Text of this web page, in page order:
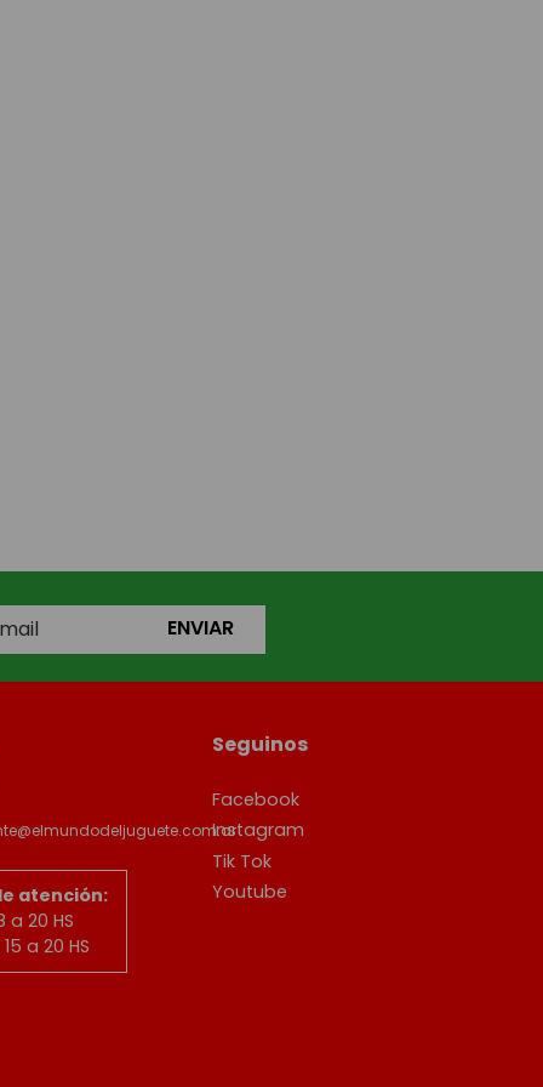
ENVIAR
atención:
a 20 HS
a 20 HS
Seguinos
Facebook
Instagram
Tik Tok
Youtube